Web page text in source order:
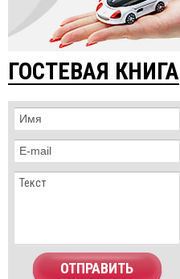
ГОСТЕВАЯ КНИГА
ОТПРАВИТЬ